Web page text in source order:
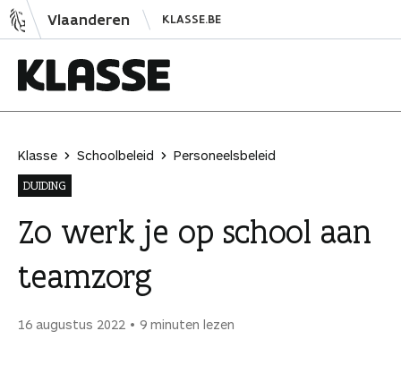
N
a
Vlaanderen KLASSE.BE
a
s
s
e
Klasse Schoolbeleid
Personeelsbeleid
DUIDING
Zo werk je op school aan
teamzorg
16 augustus 2022 9 minuten lezen